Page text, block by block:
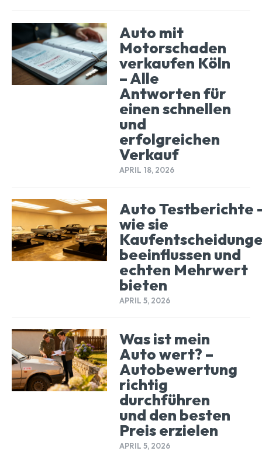
Auto mit
Motorschaden
verkaufen Köln
– Alle
Antworten für
einen schnellen
und
erfolgreichen
Verkauf
APRIL 18, 2026
Auto Testberichte
wie sie
beeinflussen und
echten Mehrwert
bieten
APRIL 5, 2026
Was ist mein
Auto wert? –
Autobewertung
richtig
durchführen
und den besten
Preis erzielen
APRIL 5, 2026